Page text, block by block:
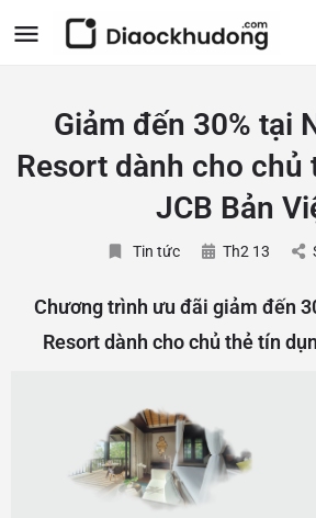
Giảm đến 30% tại
Resort dành cho chủ
JCB Bản
Tin tức Th2 13
Chương trình ưu đãi giảm đến
Resort dành cho chủ thẻ tín